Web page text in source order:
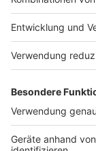
Fragen zu
dass du
dass es
wäre?' Es
fragt,